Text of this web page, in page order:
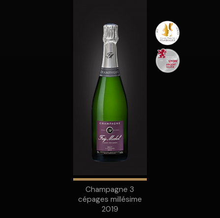
Champagne 3
cépages millésime
2019